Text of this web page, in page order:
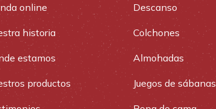
online
historia
estamos
productos
Descanso
Colchones
Almohadas
Juegos de sábanas